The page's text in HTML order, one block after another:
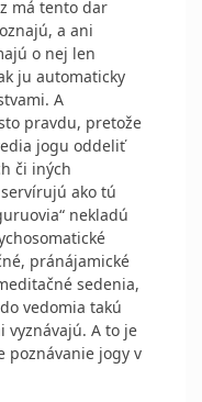
má tento dar
a ani
o nej len
ju automaticky
A
pravdu, pretože
jogu oddeliť
či iných
ako tú
nekladú
pránájamické
sedenia,
vedomia takú
A to je
poznávanie jogy v